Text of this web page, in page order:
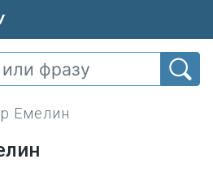
Емелин